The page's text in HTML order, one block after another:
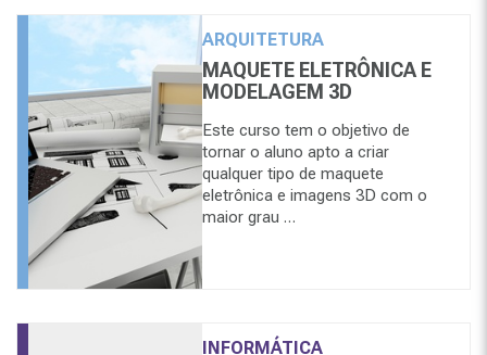
ARQUITETURA
MAQUETE ELETRÔNICA E
MODELAGEM 3D
Este curso tem o objetivo de
tornar o aluno apto a criar
qualquer tipo de maquete
eletrônica e imagens 3D com o
maior grau …
INFORMÁTICA